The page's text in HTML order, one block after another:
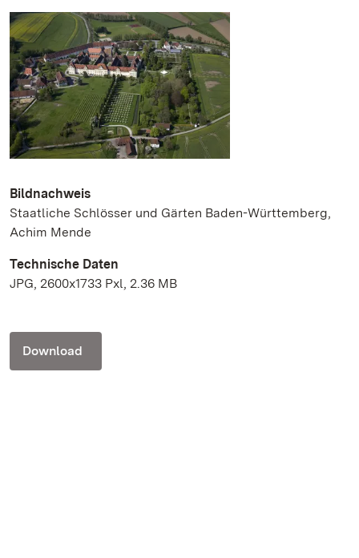
Bildnachweis
Staatliche Schlösser und Gärten Baden-Württemberg,
Achim Mende
Technische Daten
JPG, 2600x1733 Pxl, 2.36 MB
Download